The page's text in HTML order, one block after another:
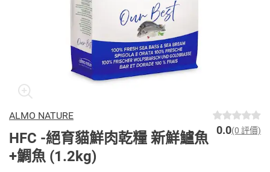
ALMO NATURE
HFC -絕育貓鮮肉乾糧 新鮮鱸魚
+鯛魚 (1.2kg)
0.0(0 評價)